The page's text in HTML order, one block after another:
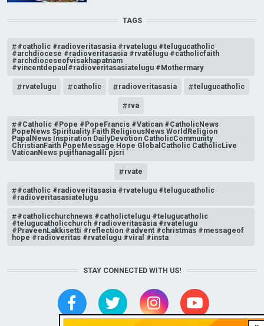
TAGS
#catholic #radioveritasasia #rvatelugu #telugucatholic
#archdiocese #radioveritasasia #rvatelugu #catholicfaith
#archdioceseofvisakhapatnam
#vincentdepaul#radioveritasasiatelugu #Mothermary
rvatelugu catholic radioveritasasia telugucatholic
rva
#Catholic #Pope #PopeFrancis #Vatican #CatholicNews
PopeNews Spirituality Faith ReligiousNews WorldReligion
PapalNews Inspiration DailyDevotion CatholicCommunity
ChristianFaith PopeMessage Hope GlobalCatholic CatholicLive
VaticanNews pujithanagalli pjsri
rvate
#catholic #radioveritasasia #rvatelugu #telugucatholic
#radioveritasasiatelugu
#catholicchurchnews #catholictelugu #telugucatholic
#telugucatholicchurch #radioveritasasia #rvatelugu
#PraveenLakkisetti #reflection #advent #christmas #messageof
hope #radioveritas #rvatelugu #viral #insta
STAY CONNECTED WITH US!